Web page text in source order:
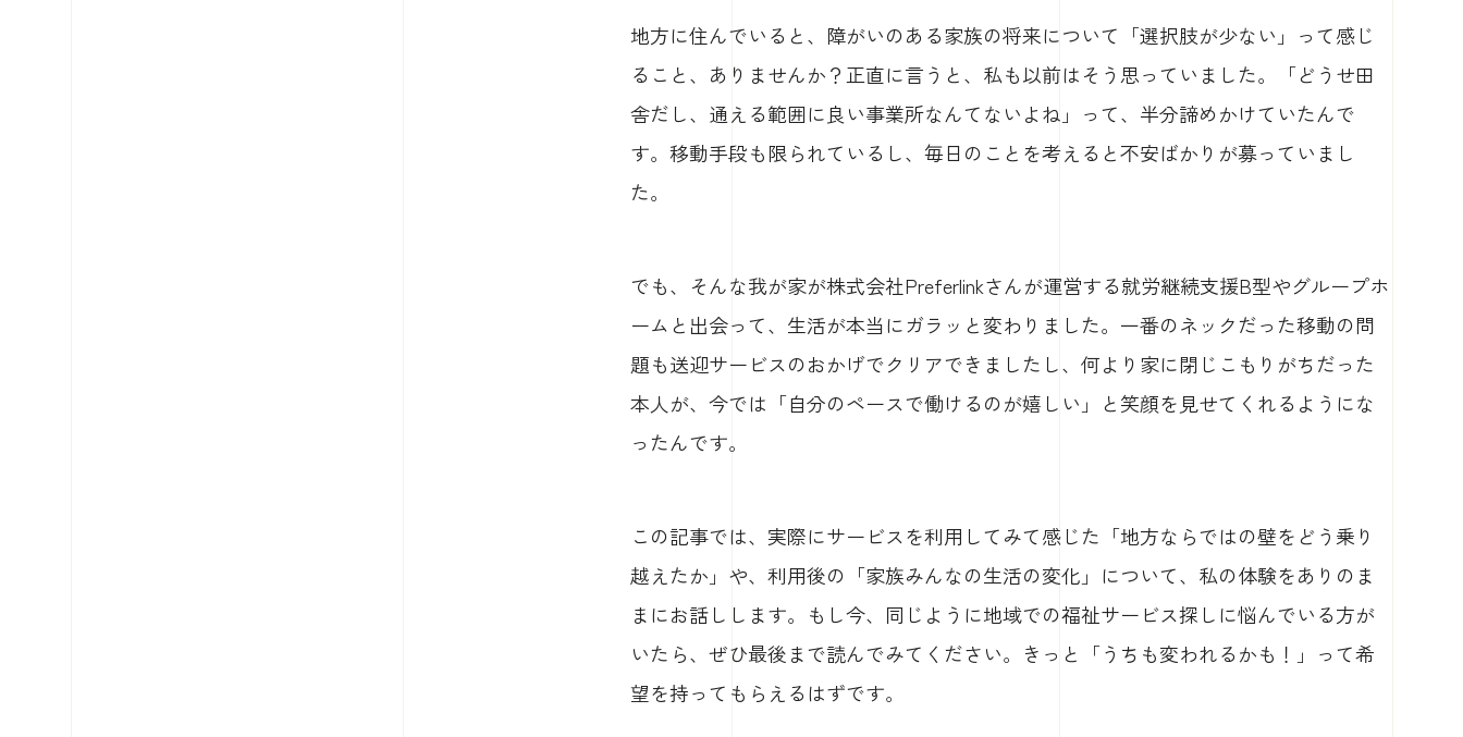
地方に住んでいると、障がいのある家族の将来について「選択肢が少ない」って感じ
ること、ありませんか？正直に言うと、私も以前はそう思っていました。「どうせ田
舎だし、通える範囲に良い事業所なんてないよね」って、半分諦めかけていたんで
す。移動手段も限られているし、毎日のことを考えると不安ばかりが募っていまし
た。
でも、そんな我が家が株式会社Preferlinkさんが運営する就労継続支援B型やグループホ
ームと出会って、生活が本当にガラッと変わりました。一番のネックだった移動の問
題も送迎サービスのおかげでクリアできましたし、何より家に閉じこもりがちだった
本人が、今では「自分のペースで働けるのが嬉しい」と笑顔を見せてくれるようにな
ったんです。
この記事では、実際にサービスを利用してみて感じた「地方ならではの壁をどう乗り
越えたか」や、利用後の「家族みんなの生活の変化」について、私の体験をありのま
まにお話しします。もし今、同じように地域での福祉サービス探しに悩んでいる方が
いたら、ぜひ最後まで読んでみてください。きっと「うちも変われるかも！」って希
望を持ってもらえるはずです。